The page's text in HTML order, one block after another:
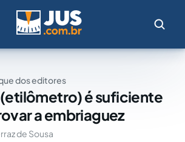
dos editores
é suficiente
a embriaguez
de Sousa